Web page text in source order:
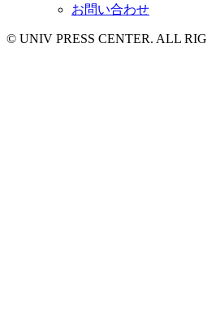
お問い合わせ
© UNIV PRESS CENTER. ALL